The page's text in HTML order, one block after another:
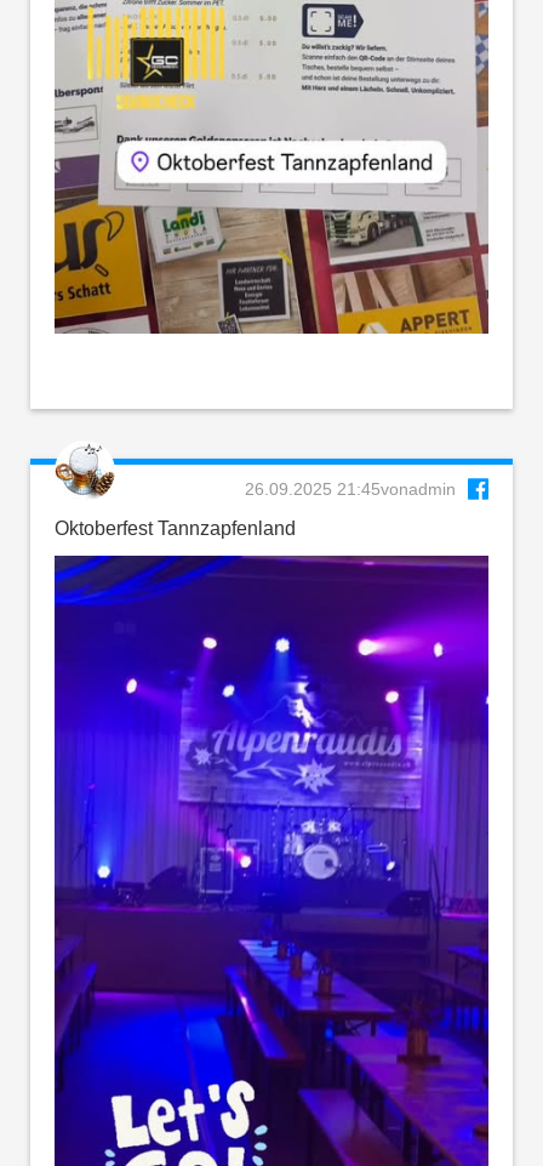
26.09.2025 21:45vonadmin
Oktoberfest Tannzapfenland